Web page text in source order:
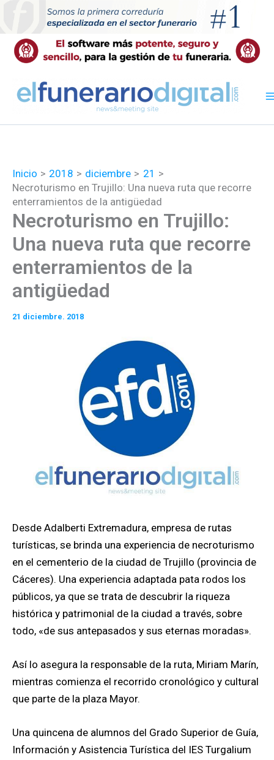
contenido
Inicio 2018 diciembre
21
Necroturismo en Trujillo: Una nueva ruta que recorre
enterramientos de la antigüedad
Necroturismo en Trujillo:
Una nueva ruta que recorre
enterramientos de la
antigüedad
21 diciembre. 2018
Desde Adalberti Extremadura, empresa de rutas
turísticas, se brinda una experiencia de necroturismo
en el cementerio de la ciudad de Trujillo (provincia de
Cáceres). Una experiencia adaptada pata rodos los
públicos, ya que se trata de descubrir la riqueza
histórica y patrimonial de la ciudad a través, sobre
todo, «de sus antepasados y sus eternas moradas».
Así lo asegura la responsable de la ruta, Miriam Marín,
mientras comienza el recorrido cronológico y cultural
que parte de la plaza Mayor.
Una quincena de alumnos del Grado Superior de Guía,
Información y Asistencia Turística del IES Turgalium